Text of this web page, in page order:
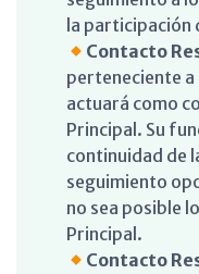
la participación
Contacto
perteneciente
actuará como
Principal. Su
continuidad de
seguimiento
no sea posible
Principal.
Contacto